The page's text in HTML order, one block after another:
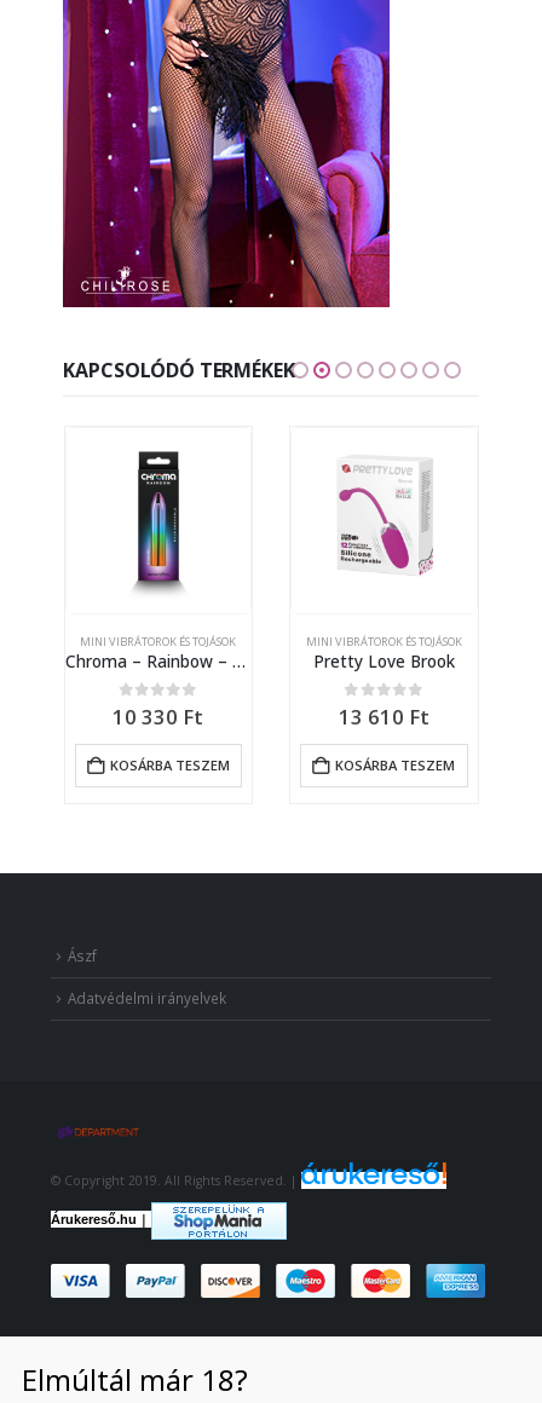
KAPCSOLÓDÓ TERMÉKEK
MINI VIBRÁTOROK ÉS TOJÁSOK
Chroma – Rainbow – Medium
0out of 5
10 330 Ft
KOSÁRBA TESZEM
MINI VIBRÁTOROK ÉS TOJÁSOK
Pretty Love Brook
0out of 5
13 610 Ft
KOSÁRBA TESZEM
Ászf
Adatvédelmi irányelvek
© Copyright 2019. All Rights Reserved. |
Árukereső.hu |
Elmúltál már 18?